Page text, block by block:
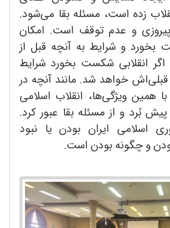
زده است، مسئله بقا می‌شود.
و عدم توقف است. امکان
بخورد و شرایط به آنچه قبل از
اگر انقلابی شکست بخورد شرایط
قبلی‌اش خواهد شد. مانند آنچه در
همین ویژگی‌ها، انقلاب اسلامی
بُرد و از مسئله بقا عبور کرد.
اسلامی ایران بودن یا نبود
و چگونه بودن است.